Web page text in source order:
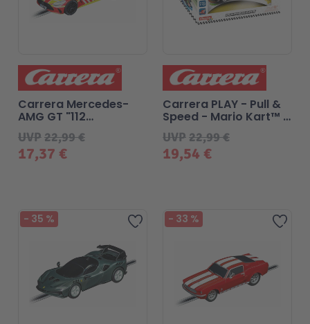
17,37 €
UVP22,99 €
Carrera Mercedes-
AMG GT "112
Emergency"
19,54 €
UVP22,99 €
Carrera PLAY - Pull &
Speed - Mario Kart™ -
Mario 3Pack
Zur Wunschliste hinzufügen
- 35 % Zur
- 33 %